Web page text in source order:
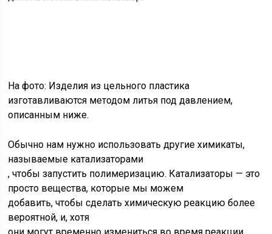
На фото: Изделия из цельного пластика
изготавливаются методом литья под давлением,
описанным ниже.
Обычно нам нужно использовать другие химикаты,
называемые катализаторами
, чтобы запустить полимеризацию. Катализаторы — это
просто вещества, которые мы можем
добавить, чтобы сделать химическую реакцию более
вероятной, и, хотя